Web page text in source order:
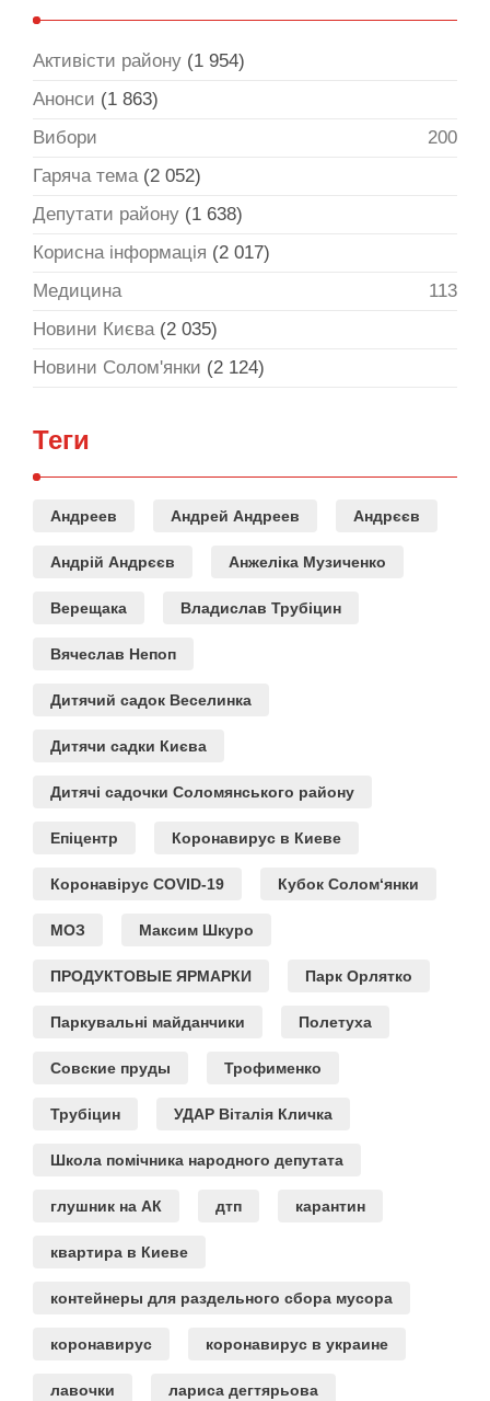
Активісти району (1 954)
Анонси (1 863)
Вибори
200
Гаряча тема(2 052)
Депутати району (1 638)
Корисна інформація (2 017)
Медицина
113
Новини Києва(2 035)
Новини Солом'янки (2 124)
Теги
Андреев Андрей Андреев Андрєєв
Андрій Андрєєв Анжеліка Музиченко
Верещака Владислав Трубіцин
Вячеслав Непоп
Дитячий садок Веселинка
Дитячи садки Києва
Дитячі садочки Соломянського району
Епіцентр Коронавирус в Киеве
Коронавірус COVID-19 Кубок Солом‘янки
МОЗ Максим Шкуро
ПРОДУКТОВЫЕ ЯРМАРКИ Парк Орлятко
Паркувальні майданчики Полетуха
Совские пруды Трофименко
Трубіцин УДАР Віталія Кличка
Школа помічника народного депутата
глушник на АК дтп карантин
квартира в Киеве
контейнеры для раздельного сбора мусора
коронавирус коронавирус в украине
лавочки лариса дегтярьова